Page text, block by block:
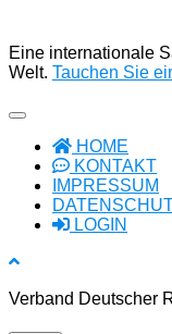
Eine internationale
Welt. Tauchen Sie
HOME
KONTAKT
IMPRESSUM
LOGIN
Verband Deutscher